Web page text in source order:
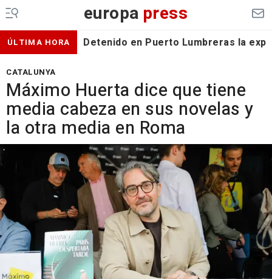
europa press
ÚLTIMA HORA Detenido en Puerto Lumbreras la
CATALUNYA
Máximo Huerta dice que tiene
media cabeza en sus novelas y
la otra media en Roma